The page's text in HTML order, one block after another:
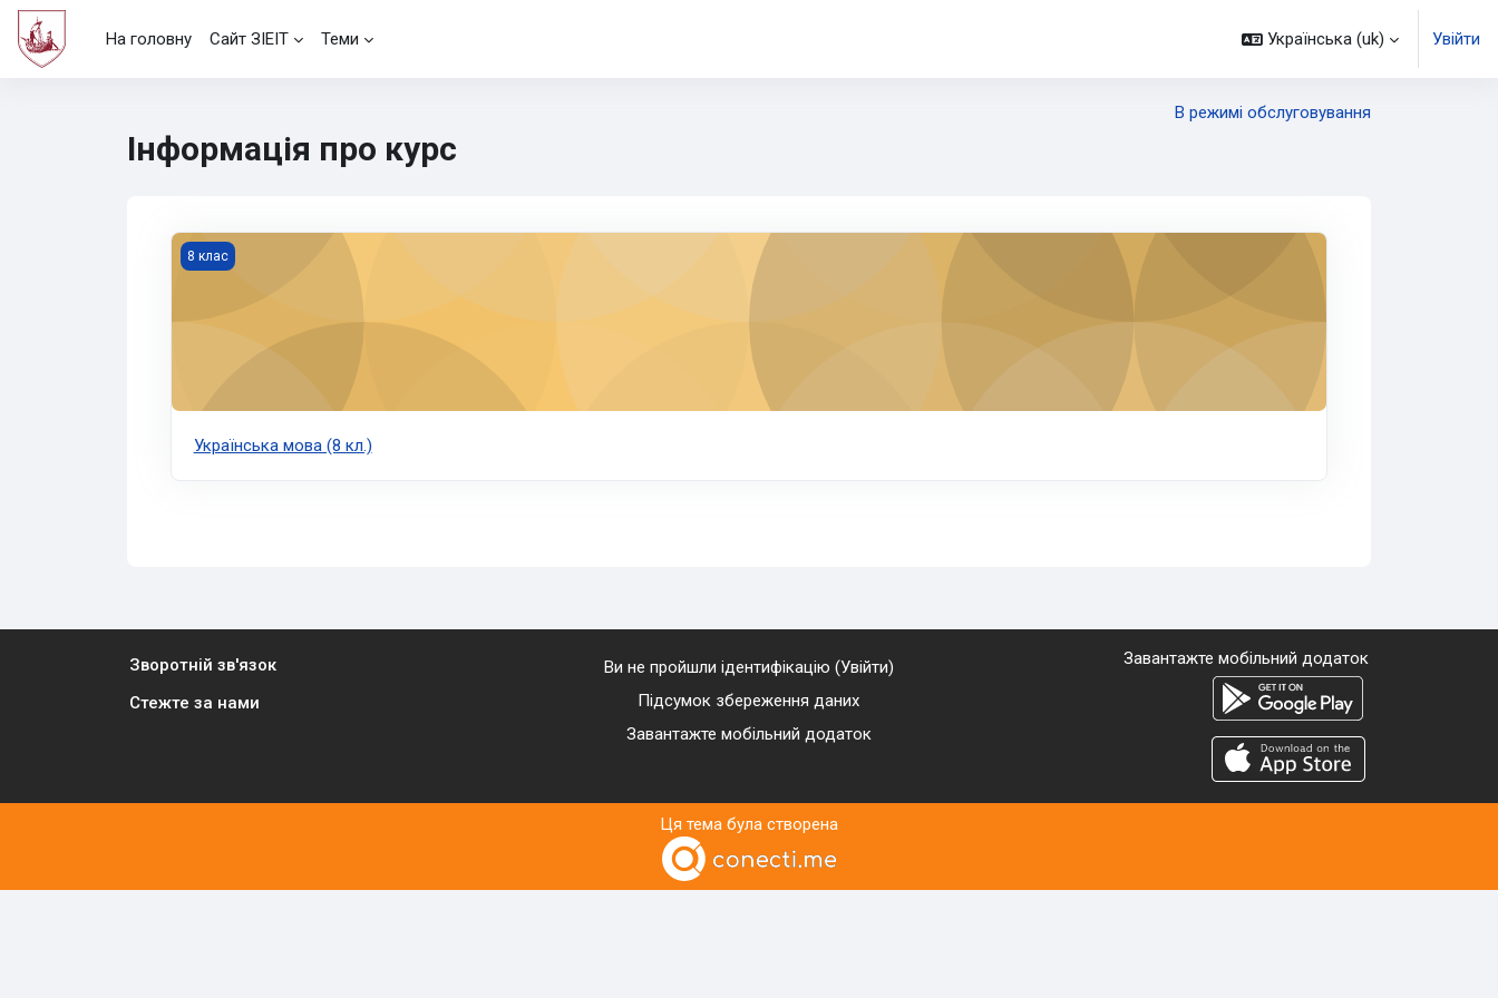
Перейти до головного вмісту
На головну
Сайт ЗІЕІТ Теми Українська ‎(uk)‎ Увійти
В режимі обслуговування
Інформація про курс
Українська мова (8 кл.)
8 клас
Українська мова (8 кл.)
Зворотній зв'язок
Стежте за нами
Ви не пройшли ідентифікацію (Увійти)
Підсумок збереження даних
Завантажте мобільний додаток
Завантажте мобільний додаток
Ця тема була створена